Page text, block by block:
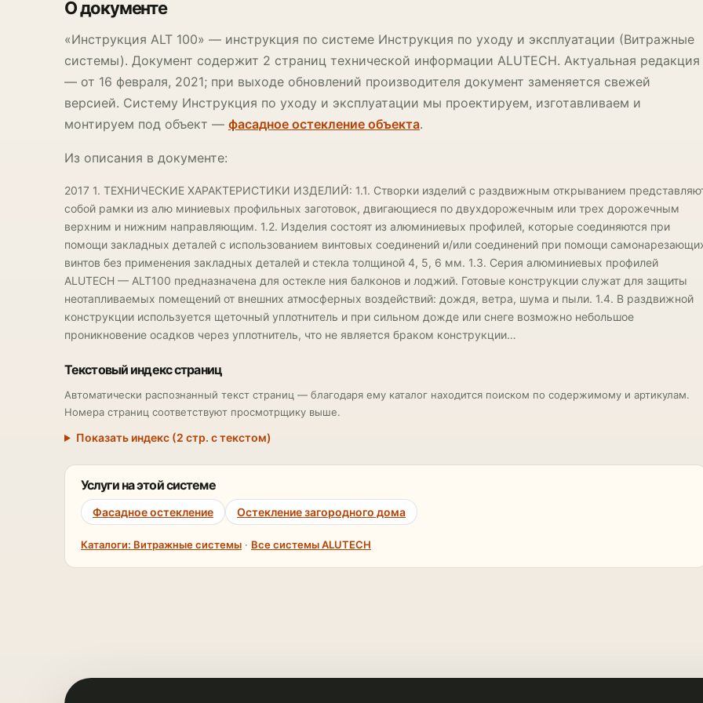
О документе
«Инструкция ALT 100» — инструкция по системе Инструкция по уходу и эксплуатации (Витражные
системы). Документ содержит 2 страниц технической информации ALUTECH. Актуальная редакция
— от 16 февраля, 2021; при выходе обновлений производителя документ заменяется свежей
версией. Систему Инструкция по уходу и эксплуатации мы проектируем, изготавливаем и
монтируем под объект — фасадное остекление объекта.
Из описания в документе:
2017 1. ТЕХНИЧЕСКИЕ ХАРАКТЕРИСТИКИ ИЗДЕЛИЙ: 1.1. Створки изделий с раздвижным открыванием
собой рамки из алю миниевых профильных заготовок, двигающиеся по двухдорожечным или трех дорожечным
верхним и нижним направляющим. 1.2. Изделия состоят из алюминиевых профилей, которые соединяются при
помощи закладных деталей с использованием винтовых соединений и/или соединений при помощи
винтов без применения закладных деталей и стекла толщиной 4, 5, 6 мм. 1.3. Серия алюминиевых профилей
ALUTECH — ALT100 предназначена для остекле ния балконов и лоджий. Готовые конструкции служат для защиты
неотапливаемых помещений от внешних атмосферных воздействий: дождя, ветра, шума и пыли. 1.4. В раздвижной
конструкции используется щеточный уплотнитель и при сильном дожде или снеге возможно небольшое
проникновение осадков через уплотнитель, что не является браком конструкции…
Текстовый индекс страниц
Автоматически распознанный текст страниц — благодаря ему каталог находится поиском по содержимому и артикулам.
Номера страниц соответствуют просмотрщику выше.
Показать индекс (2 стр. с текстом)
Услуги на этой системе
Фасадное остекление Остекление загородного дома
Каталоги: Витражные системы · Все системы ALUTECH